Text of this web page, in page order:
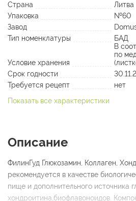
Страна
Литва
Упаковка
№60
Завод
Тип номенклатуры
БАД
Условие хранения
В
по
Срок годности
Требуется рецепт
нет
Показать все характеристики
Описание
ФилинГуд Глюкозамин, Коллаген,
рекомендуется в качестве
пище и дополнительного источника
хондроитина,биофлавоноидов.